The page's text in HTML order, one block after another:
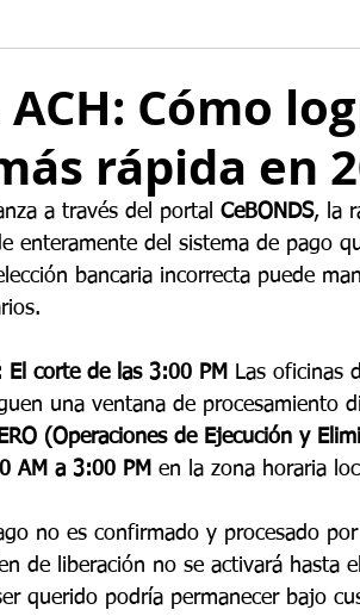
Cómo
rápida en
a través del portal CeBONDS, la
enteramente del sistema de pago
bancaria incorrecta puede
corte de las 3:00 PM
Las oficinas
una ventana de procesamiento
ERO (Operaciones de Ejecución y
AM a 3:00 PM en la zona horaria
no es confirmado y procesado
de liberación no se activará hasta
querido podría permanecer bajo